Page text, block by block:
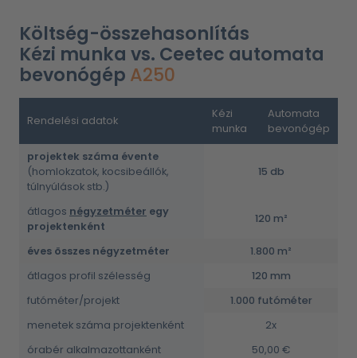
Költség-összehasonlítás
Kézi munka vs. Ceetec automata
bevonógép A250
Rendelési adatok
Kézi
munka
Automata
bevonógép
projektek száma évente
(homlokzatok, kocsibeállók,
túlnyúlások stb.)
15 db
átlagos négyzetméter egy
projektenként
120 m²
éves összes négyzetméter
1.800 m²
átlagos profil szélesség
120 mm
futóméter/projekt
1.000 futóméter
menetek száma projektenként
2x
órabér alkalmazottanként
50,00 €